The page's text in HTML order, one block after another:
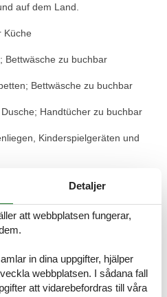
auf dem Land.
Küche
Bettwäsche zu buchbar
Bettwäsche zu buchbar
Handtücher zu buchbar
Kinderspielgeräten und
wir im Jahr 2016 komplett neu
Tourismusverband mit 4
um Ihren Urlaub entspannt zu
Detaljer
att webbplatsen fungerar,
in dina uppgifter, hjälper
webbplatsen. I sådana fall
att vidarebefordras till våra